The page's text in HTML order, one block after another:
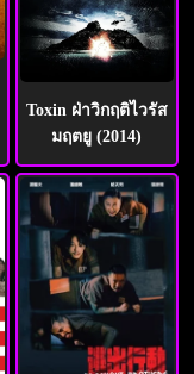
Toxin ฝ่าวิกฤติไวรัส
มฤตยู (2014)